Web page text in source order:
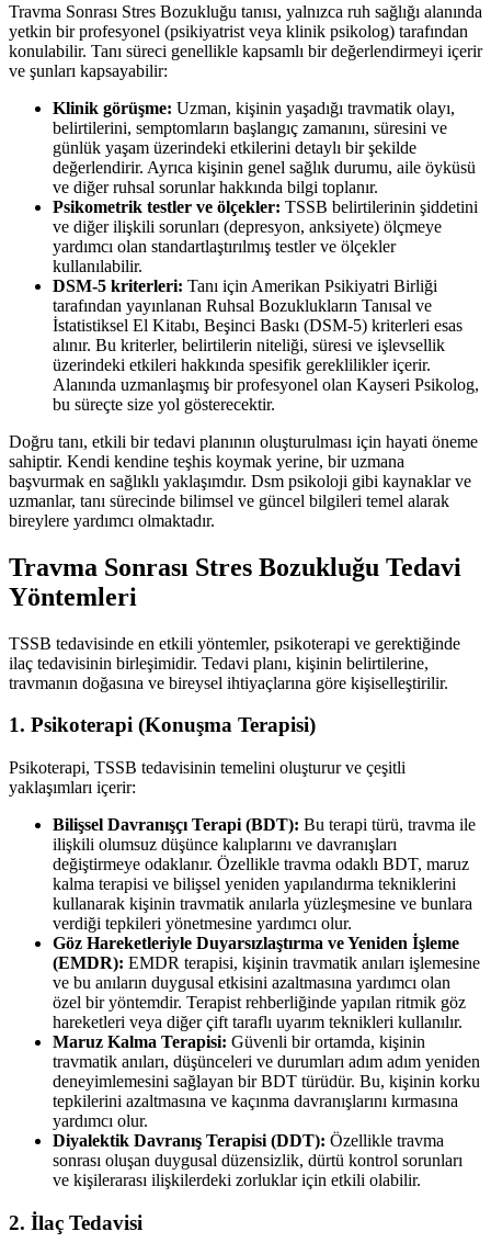
Travma Sonrası Stres Bozukluğu tanısı, yalnızca ruh sağlığı alanında
yetkin bir profesyonel (psikiyatrist veya klinik psikolog) tarafından
konulabilir. Tanı süreci genellikle kapsamlı bir değerlendirmeyi içerir
ve şunları kapsayabilir:
Klinik görüşme: Uzman, kişinin yaşadığı travmatik olayı,
belirtilerini, semptomların başlangıç zamanını, süresini ve
günlük yaşam üzerindeki etkilerini detaylı bir şekilde
değerlendirir. Ayrıca kişinin genel sağlık durumu, aile öyküsü
ve diğer ruhsal sorunlar hakkında bilgi toplanır.
Psikometrik testler ve ölçekler: TSSB belirtilerinin şiddetini
ve diğer ilişkili sorunları (depresyon, anksiyete) ölçmeye
yardımcı olan standartlaştırılmış testler ve ölçekler
kullanılabilir.
DSM-5 kriterleri: Tanı için Amerikan Psikiyatri Birliği
tarafından yayınlanan Ruhsal Bozuklukların Tanısal ve
İstatistiksel El Kitabı, Beşinci Baskı (DSM-5) kriterleri esas
alınır. Bu kriterler, belirtilerin niteliği, süresi ve işlevsellik
üzerindeki etkileri hakkında spesifik gereklilikler içerir.
Alanında uzmanlaşmış bir profesyonel olan Kayseri Psikolog,
bu süreçte size yol gösterecektir.
Doğru tanı, etkili bir tedavi planının oluşturulması için hayati öneme
sahiptir. Kendi kendine teşhis koymak yerine, bir uzmana
başvurmak en sağlıklı yaklaşımdır. Dsm psikoloji gibi kaynaklar ve
uzmanlar, tanı sürecinde bilimsel ve güncel bilgileri temel alarak
bireylere yardımcı olmaktadır.
Travma Sonrası Stres Bozukluğu Tedavi
Yöntemleri
TSSB tedavisinde en etkili yöntemler, psikoterapi ve gerektiğinde
ilaç tedavisinin birleşimidir. Tedavi planı, kişinin belirtilerine,
travmanın doğasına ve bireysel ihtiyaçlarına göre kişiselleştirilir.
1. Psikoterapi (Konuşma Terapisi)
Psikoterapi, TSSB tedavisinin temelini oluşturur ve çeşitli
yaklaşımları içerir:
Bilişsel Davranışçı Terapi (BDT): Bu terapi türü, travma ile
ilişkili olumsuz düşünce kalıplarını ve davranışları
değiştirmeye odaklanır. Özellikle travma odaklı BDT, maruz
kalma terapisi ve bilişsel yeniden yapılandırma tekniklerini
kullanarak kişinin travmatik anılarla yüzleşmesine ve bunlara
verdiği tepkileri yönetmesine yardımcı olur.
Göz Hareketleriyle Duyarsızlaştırma ve Yeniden İşleme
(EMDR): EMDR terapisi, kişinin travmatik anıları işlemesine
ve bu anıların duygusal etkisini azaltmasına yardımcı olan
özel bir yöntemdir. Terapist rehberliğinde yapılan ritmik göz
hareketleri veya diğer çift taraflı uyarım teknikleri kullanılır.
Maruz Kalma Terapisi: Güvenli bir ortamda, kişinin
travmatik anıları, düşünceleri ve durumları adım adım yeniden
deneyimlemesini sağlayan bir BDT türüdür. Bu, kişinin korku
tepkilerini azaltmasına ve kaçınma davranışlarını kırmasına
yardımcı olur.
Diyalektik Davranış Terapisi (DDT): Özellikle travma
sonrası oluşan duygusal düzensizlik, dürtü kontrol sorunları
ve kişilerarası ilişkilerdeki zorluklar için etkili olabilir.
2. İlaç Tedavisi